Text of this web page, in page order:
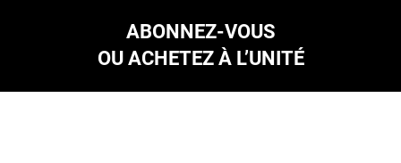
ABONNEZ-VOUS
OU ACHETEZ À L’UNITÉ